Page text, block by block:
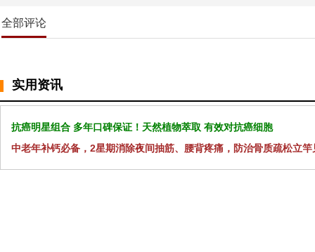
全部评论
实用资讯
抗癌明星组合 多年口碑保证！天然植物萃取 有效对抗癌细胞
中老年补钙必备，2星期消除夜间抽筋、腰背疼痛，防治骨质疏松立竿